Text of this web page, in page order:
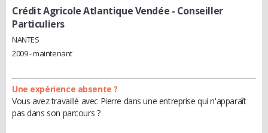
Crédit Agricole Atlantique Vendée - Conseiller
Particuliers
NANTES
2009 - maintenant
Une expérience absente ?
Vous avez travaillé avec Pierre dans une entreprise qui n'apparaît
pas dans son parcours ?